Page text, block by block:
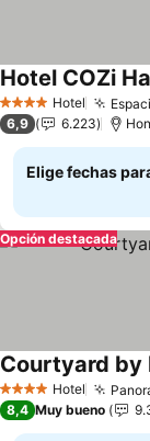
4 EstrellasHotel
Hotel COZi
6,9 6.223
Elige fechas
Opción destacada
4 EstrellasHotel
Courtyard by
8,4 Muy bueno